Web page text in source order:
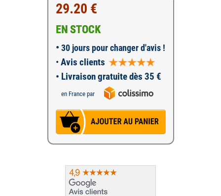
29.20 €
EN STOCK
• 30 jours pour changer d'avis !
• Avis clients
• Livraison gratuite dès 35 €
en France par